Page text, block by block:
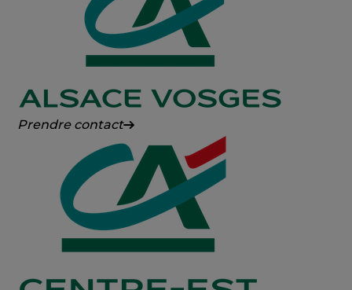
Crédit
Vosges
Prendre contact